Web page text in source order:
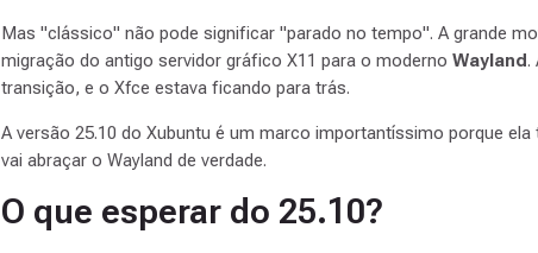
Mas "clássico" não pode significar "parado no tempo". A grande
migração do antigo servidor gráfico X11 para o moderno Wayland.
transição, e o Xfce estava ficando para trás.
A versão 25.10 do Xubuntu é um marco importantíssimo porque
vai abraçar o Wayland de verdade.
O que esperar do 25.10?